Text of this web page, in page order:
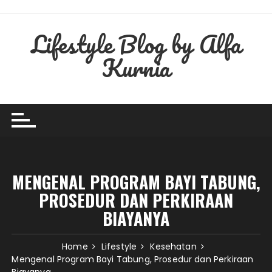
contentLifestyle Blog by Alfa
Kurnia
MENGENAL PROGRAM BAYI TABUNG,
PROSEDUR DAN PERKIRAAN
BIAYANYA
Home Lifestyle
Kesehatan
Mengenal Program Bayi Tabung, Prosedur dan Perkiraan